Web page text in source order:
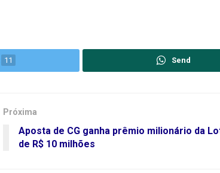
11 Send
Próxima
Aposta de CG ganha prêmio milionário da
de R$ 10 milhões